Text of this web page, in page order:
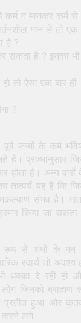
न मानकर कर्म से
मान लें तो एक
है ?
सकता है ? इनका भी
तो ऐसा एक बार ही
?
जन्मों के कर्म
हैं। प्राब्धानुसार
होता है। अन्य वर्णों
तात्पर्य यह है कि
संभव है।
किया जा सकता
रूप से अंधों के मन
स्वार्थ तो अवश्य
धक्का दे रही हो
जिनको ब्राह्मण
प्रतीत हुआ और
करने लगे।